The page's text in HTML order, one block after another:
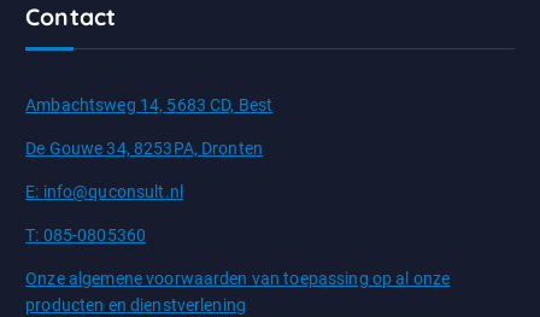
Contact
Ambachtsweg 14, 5683 CD, Best
De Gouwe 34, 8253PA, Dronten
E: info@quconsult.nl
T: 085-0805360
Onze algemene voorwaarden van toepassing op al onze
producten en dienstverlening